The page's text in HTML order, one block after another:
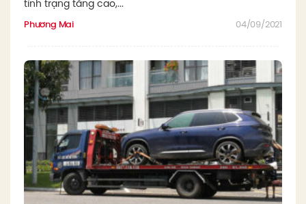
tình trạng tăng cao,...
Phương Mai 04/09/2021